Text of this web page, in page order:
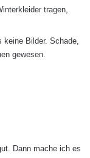
tragen,
Bilder. Schade,
gewesen.
Dann mache ich es